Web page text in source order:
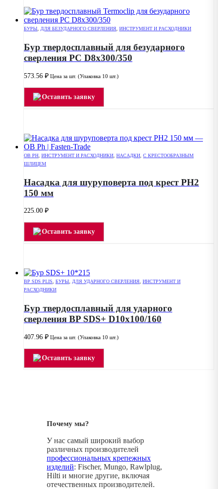
БУРЫ, ДЛЯ БЕЗУДАРНОГО СВЕРЛЕНИЯ, ИНСТРУМЕНТ И РАСХОДНИКИ
Бур твердосплавный для безударного
сверления PC D8x300/350
573.56 ₽ Цена за шт. (Упаковка 10 шт.)
Оставить заявку
OB PH ИНСТРУМЕНТ И РАСХОДНИКИ НАСАДКИ С КРЕСТООБРАЗНЫМ
ШЛИЦЕМ
Насадка для шуруповерта под крест РН2
150 мм
225.00 ₽
Оставить заявку
BP SDS PLIS, БУРЫ, ДЛЯ УДАРНОГО СВЕРЛЕНИЯ, ИНСТРУМЕНТ И
РАСХОДНИКИ
Бур твердосплавный для ударного
сверления BP SDS+ D10x100/160
407.96 ₽ Цена за шт. (Упаковка 10 шт.)
Оставить заявку
Почему мы?
У нас самый широкий выбор
различных производителей
профессиональных крепежных
изделий: Fischer, Mungo, Rawlplug,
Hilti и многие другие, включая
отечественных производителей.